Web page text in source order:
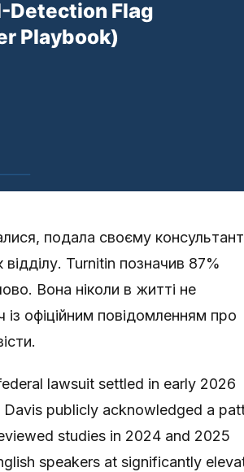
подала своєму
відділу. Turnitin позначив 87%
Вона ніколи в житті не
офіційним повідомленням про
lawsuit settled in early 2026
publicly acknowledged a
studies in 2024 and 2025
speakers at significantly